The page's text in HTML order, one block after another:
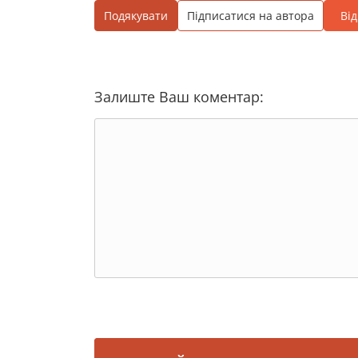
Подякувати Підписатися на автора
Залиште Ваш коментар: